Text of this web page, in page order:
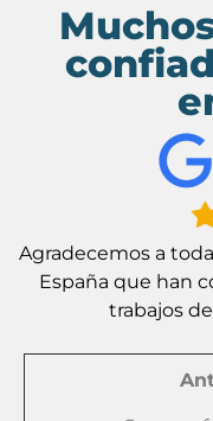
Agradecemos a
España que han
trabajos